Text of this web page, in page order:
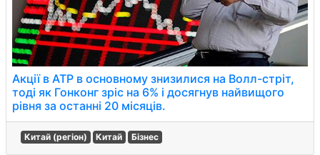
Акції в АТР в основному знизилися на Волл-стріт,
тоді як Гонконг зріс на 6% і досягнув найвищого
рівня за останні 20 місяців.
Китай (регіон) Китай Бізнес